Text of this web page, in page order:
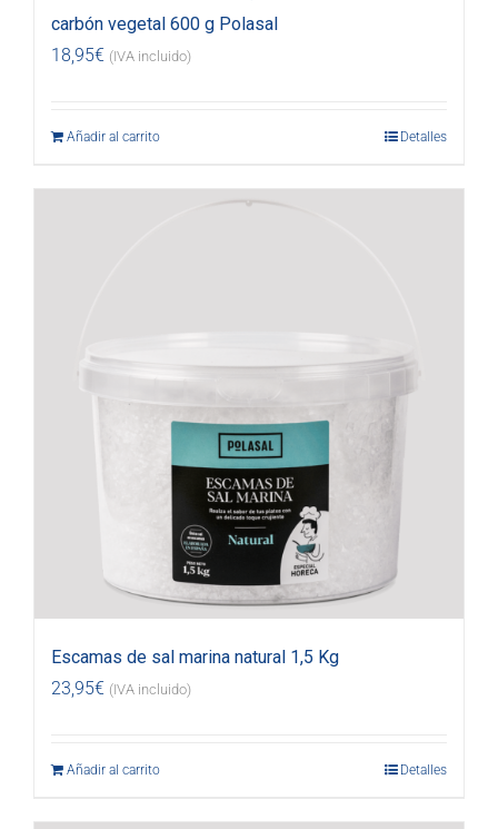
carbón vegetal 600 g Polasal
18,95€ (IVA incluido)
Añadir al carrito Detalles
Escamas de sal marina natural 1,5 Kg
23,95€ (IVA incluido)
Añadir al carrito Detalles